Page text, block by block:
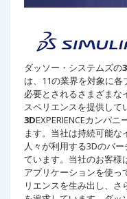
ダッソー・システムズの
は、11の業界を対象に
必要とされるさまざまな
スペリエンスを提供して
3DEXPERIENCEカンパ
ます。当社は持続可能
人々が利用する3Dのバ
ています。当社のお客様
アプリケーションを使っ
リエンスを生み出し、